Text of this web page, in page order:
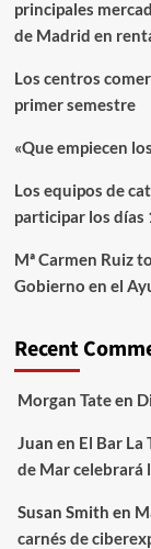
principales
de Madrid en
Los centros
primer semestre
«Que empiecen
Los equipos de
participar los días
Mª Carmen Ruiz
Gobierno en el
Recent
Morgan Tateen
Juan en El Bar La
de Mar celebrará
Susan Smith en
carnés de